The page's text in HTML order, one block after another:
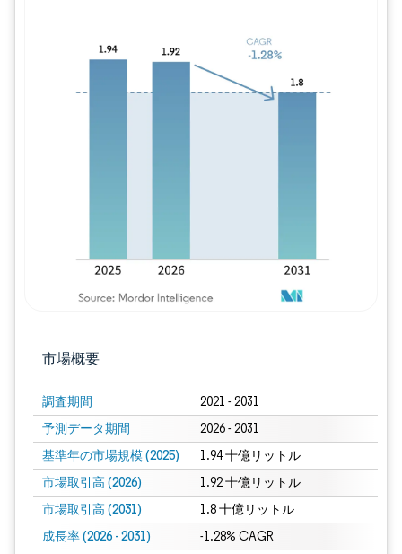
市場概要
調査期間 2021 - 2031
予測データ期間 2026 - 2031
基準年の市場規模 (2025) 1.94 十億リットル
市場取引高 (2026) 1.92 十億リットル
市場取引高 (2031) 1.8 十億リットル
成長率 (2026 - 2031) -1.28% CAGR